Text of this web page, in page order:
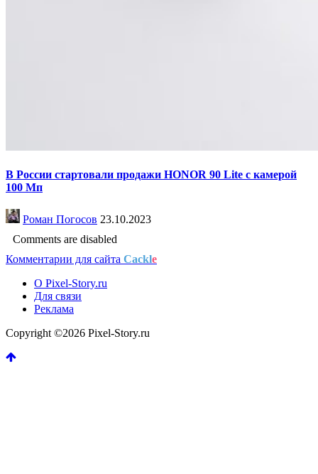
В России стартовали продажи HONOR 90 Lite с камерой
100 Мп
Роман Погосов 23.10.2023
Comments are disabled
Комментарии для сайта Cackle
О Pixel-Story.ru
Для связи
Реклама
Copyright ©2026 Pixel-Story.ru